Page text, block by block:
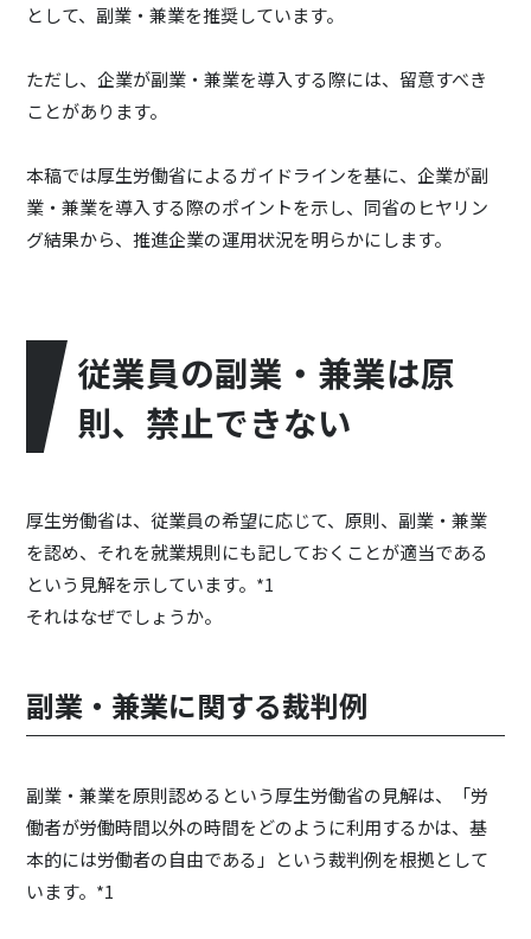
として、副業・兼業を推奨しています。
ただし、企業が副業・兼業を導入する際には、留意すべき
ことがあります。
本稿では厚生労働省によるガイドラインを基に、企業が副
業・兼業を導入する際のポイントを示し、同省のヒヤリン
グ結果から、推進企業の運用状況を明らかにします。
従業員の副業・兼業は原
則、禁止できない
厚生労働省は、従業員の希望に応じて、原則、副業・兼業
を認め、それを就業規則にも記しておくことが適当である
という見解を示しています。*1
それはなぜでしょうか。
副業・兼業に関する裁判例
副業・兼業を原則認めるという厚生労働省の見解は、「労
働者が労働時間以外の時間をどのように利用するかは、基
本的には労働者の自由である」という裁判例を根拠として
います。*1